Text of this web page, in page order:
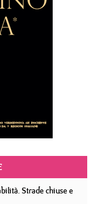
Strade chiuse e